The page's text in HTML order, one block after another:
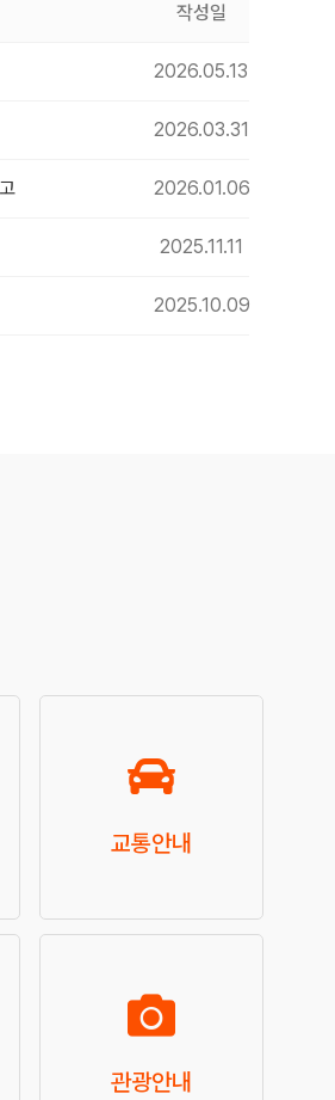
작성일
2026.05.13
2026.03.31
2026.01.06
2025.11.11
2025.10.09
교통안내
관광안내